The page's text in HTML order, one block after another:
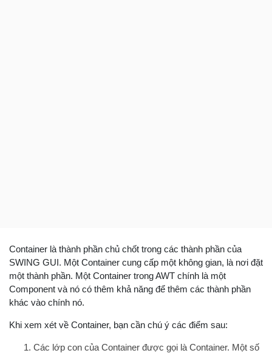
Container là thành phần chủ chốt trong các thành phần của
SWING GUI. Một Container cung cấp một không gian, là nơi đặt
một thành phần. Một Container trong AWT chính là một
Component và nó có thêm khả năng để thêm các thành phần
khác vào chính nó.
Khi xem xét về Container, bạn cần chú ý các điểm sau:
Các lớp con của Container được gọi là Container. Một số